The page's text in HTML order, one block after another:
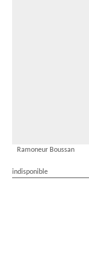
Ramoneur Boussan
indisponible